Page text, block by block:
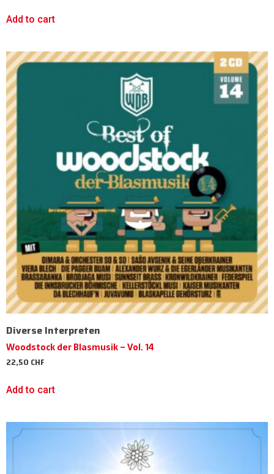
Add to cart
Diverse Interpreten
Woodstock der Blasmusik – Vol. 14
22,50CHF
Add to cart